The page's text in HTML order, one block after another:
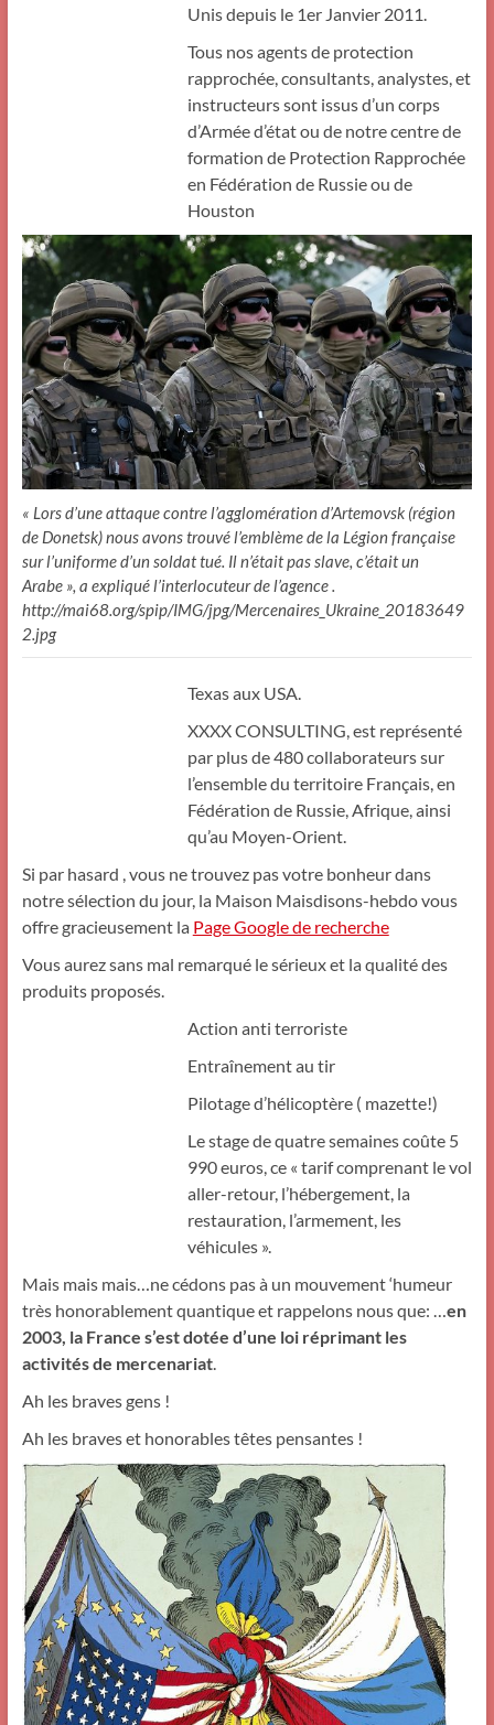
Unis depuis le 1er Janvier 2011.
Tous nos agents de protection
rapprochée, consultants, analystes, et
instructeurs sont issus d’un corps
d’Armée d’état ou de notre centre de
formation de Protection Rapprochée
en Fédération de Russie ou de
Houston
« Lors d’une attaque contre l’agglomération d’Artemovsk (région
de Donetsk) nous avons trouvé l’emblème de la Légion française
sur l’uniforme d’un soldat tué. Il n’était pas slave, c’était un
Arabe », a expliqué l’interlocuteur de l’agence .
http://mai68.org/spip/IMG/jpg/Mercenaires_Ukraine_20183649
2.jpg
Texas aux USA.
XXXX CONSULTING, est représenté
par plus de 480 collaborateurs sur
l’ensemble du territoire Français, en
Fédération de Russie, Afrique, ainsi
qu’au Moyen-Orient.
Si par hasard , vous ne trouvez pas votre bonheur dans
notre sélection du jour, la Maison Maisdisons-hebdo vous
offre gracieusement la Page Google de recherche
Vous aurez sans mal remarqué le sérieux et la qualité des
produits proposés.
Action anti terroriste
Entraînement au tir
Pilotage d’hélicoptère ( mazette!)
Le stage de quatre semaines coûte 5
990 euros, ce « tarif comprenant le vol
aller-retour, l’hébergement, la
restauration, l’armement, les
véhicules ».
Mais mais mais…ne cédons pas à un mouvement ‘humeur
très honorablement quantique et rappelons nous que: …en
2003, la France s’est dotée d’une loi réprimant les
activités de mercenariat.
Ah les braves gens !
Ah les braves et honorables têtes pensantes !